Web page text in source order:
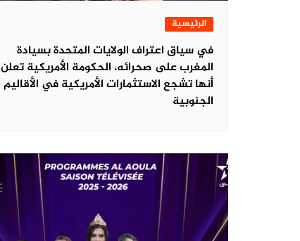
الرئيسية
في سياق اعتراف الولايات المتحدة بسيادة
المغرب على صحرائه، الحكومة الأمريكية تعلن
أنها تشجع الاستثمارات الأمريكية في الأقاليم
الجنوبية